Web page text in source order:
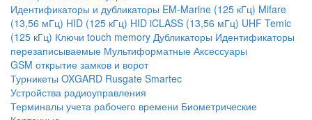
Идентификаторы и дубликаторы EM-Marine (125 кГц) Mifare
(13,56 мГц) HID (125 кГц) HID iCLASS (13,56 мГц) UHF Temic
(125 кГц) Ключи touch memory Дубликаторы Идентификаторы
перезаписываемые Мультиформатные Аксессуары
GSM открытие замков и ворот
Турникеты OXGARD Rusgate Smartec
Устройства радиоуправления
Терминалы учета рабочего времени Биометрические